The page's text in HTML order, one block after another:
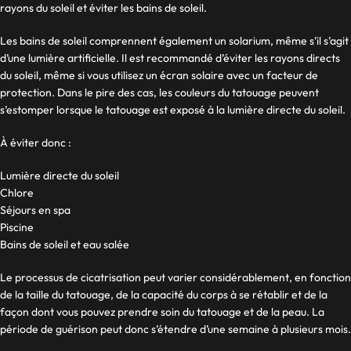
rayons du soleil et éviter les bains de soleil.
Les bains de soleil comprennent également un solarium, même s’il s’agit
d’une lumière artificielle. Il est recommandé d’éviter les rayons directs
du soleil, même si vous utilisez un écran solaire avec un facteur de
protection. Dans le pire des cas, les couleurs du tatouage peuvent
s’estomper lorsque le tatouage est exposé à la lumière directe du soleil.
À éviter donc :
Lumière directe du soleil
Chlore
Séjours en spa
Piscine
Bains de soleil et eau salée
Le processus de cicatrisation peut varier considérablement, en fonction
de la taille du tatouage, de la capacité du corps à se rétablir et de la
façon dont vous pouvez prendre soin du tatouage et de la peau. La
période de guérison peut donc s’étendre d’une semaine à plusieurs mois.